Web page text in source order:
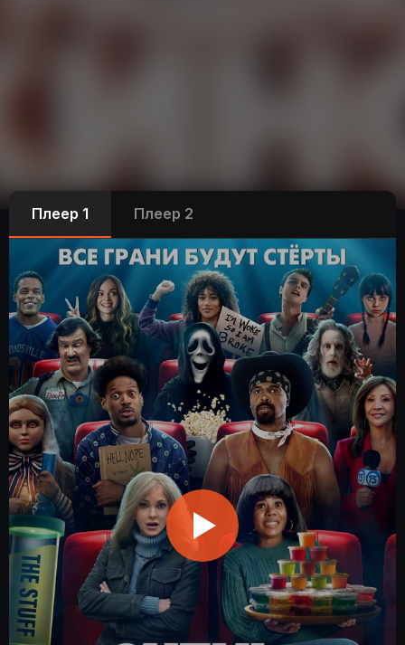
Плеер 1 Плеер 2